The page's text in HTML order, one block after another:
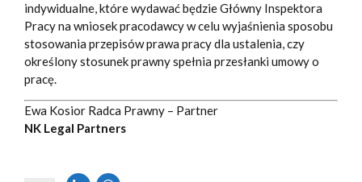
indywidualne, które wydawać będzie Główny Inspektora
Pracy na wniosek pracodawcy w celu wyjaśnienia sposobu
stosowania przepisów prawa pracy dla ustalenia, czy
określony stosunek prawny spełnia przesłanki umowy o
pracę.
Ewa Kosior Radca Prawny – Partner
NK Legal Partners